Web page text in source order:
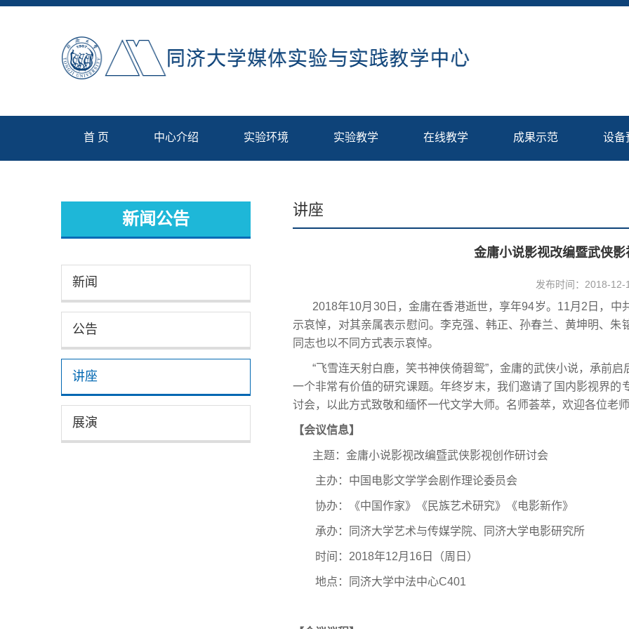
首 页 中心介绍 实验环境 实验教学 在线教学 成果示范 设备
新闻公告
新闻
公告
讲座
展演
讲座
金庸小说影视改编暨武侠
发布时间：2018-
2018年10月30日，金庸在香港逝世，享年94岁。11月2日，
示哀悼，对其亲属表示慰问。李克强、韩正、孙春兰、黄坤明、
同志也以不同方式表示哀悼。
“飞雪连天射白鹿，笑书神侠倚碧鸳”，金庸的武侠小说，承前
一个非常有价值的研究课题。年终岁末，我们邀请了国内影视界
讨会，以此方式致敬和缅怀一代文学大师。名师荟萃，欢迎各位老
【会议信息】
主题：金庸小说影视改编暨武侠影视创作研讨会
主办：中国电影文学学会剧作理论委员会
协办：《中国作家》《民族艺术研究》《电影新作》
承办：同济大学艺术与传媒学院、同济大学电影研究所
时间：2018年12月16日（周日）
地点：同济大学中法中心C401